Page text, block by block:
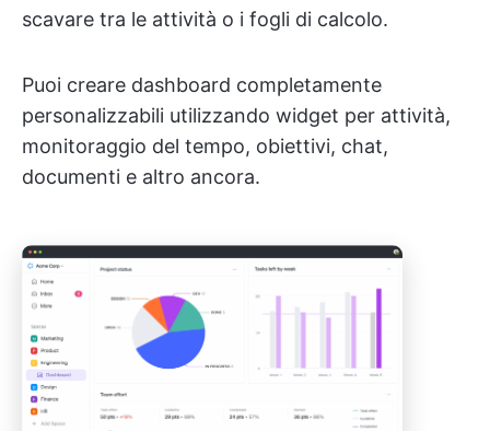
scavare tra le attività o i fogli di calcolo.
Puoi creare dashboard completamente
personalizzabili utilizzando widget per attività,
monitoraggio del tempo, obiettivi, chat,
documenti e altro ancora.